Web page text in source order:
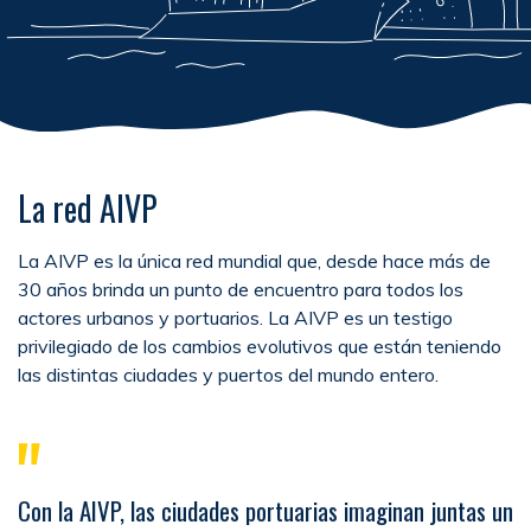
La red AIVP
La AIVP es la única red mundial que, desde hace más de
30 años brinda un punto de encuentro para todos los
actores urbanos y portuarios. La AIVP es un testigo
privilegiado de los cambios evolutivos que están teniendo
las distintas ciudades y puertos del mundo entero.
"
Con la AIVP, las ciudades portuarias imaginan juntas un